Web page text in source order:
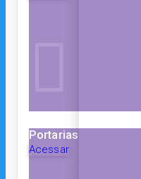
Portarias
Acessar